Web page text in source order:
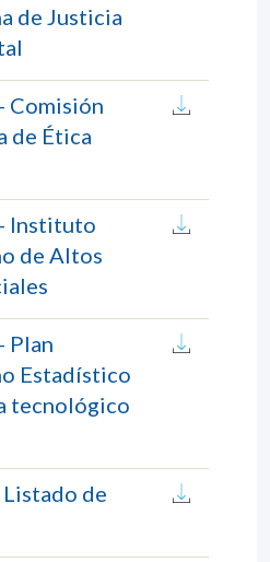
de Justicia
Comisión
de Ética
Instituto
de Altos
Plan
Estadístico
tecnológico
de